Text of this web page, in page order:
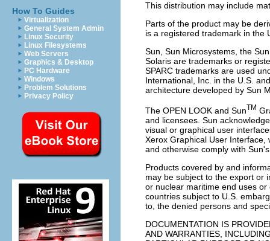
How To Guides
Virtualization
General System Admin
Linux Security
Linux Filesystems
Web Servers
Graphics & Desktop
PC Hardware
Windows
Problem Solutions
Privacy Policy
This distribution may include
Parts of the product may be
is a registered trademark in the
Sun, Sun Microsystems, the
Solaris are trademarks or
SPARC trademarks are used
International, Inc. in the U.S.
architecture developed by Sun
The OPEN LOOK and SunTM
and licensees. Sun
visual or graphical user
Xerox Graphical User Interface,
and otherwise comply with
Products covered by and
may be subject to the export or
or nuclear maritime end uses
countries subject to U.S.
to, the denied persons and
DOCUMENTATION IS
AND WARRANTIES,